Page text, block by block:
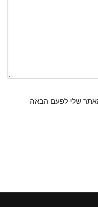
שלי לפעם הבאה